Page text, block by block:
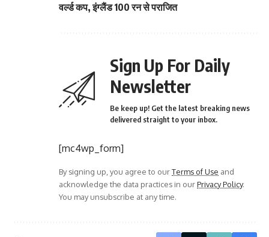
वर्ल्ड कप, इंग्लैंड 100 रन से पराजित
Sign Up For Daily
Newsletter
Be keep up! Get the latest breaking news
delivered straight to your inbox.
[mc4wp_form]
By signing up, you agree to ourTerms of Use and
acknowledge the data practices in ourPrivacy Policy.
You may unsubscribe at any time.